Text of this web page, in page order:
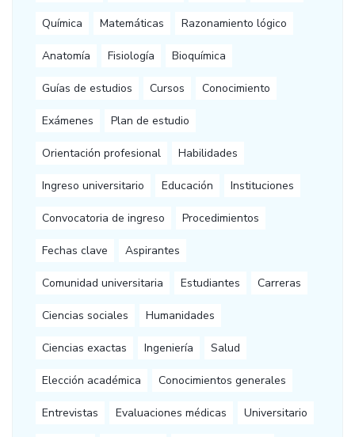
Química Matemáticas Razonamiento lógico
Anatomía Fisiología Bioquímica
Guías de estudios Cursos Conocimiento
Exámenes Plan de estudio
Orientación profesional Habilidades
Ingreso universitario Educación Instituciones
Convocatoria de ingreso Procedimientos
Fechas clave Aspirantes
Comunidad universitaria Estudiantes Carreras
Ciencias sociales Humanidades
Ciencias exactas Ingeniería Salud
Elección académica Conocimientos generales
Entrevistas Evaluaciones médicas Universitario